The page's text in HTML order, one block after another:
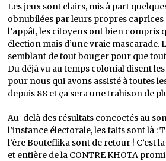
Les jeux sont clairs, mis à part
obnubilées par leurs propres caprices
l’appât, les citoyens ont bien compris
élection mais d’une vraie mascarade.
semblant de tout bouger pour que
Du déjà vu au temps colonial disent
pour nous qui avons assisté à toutes
depuis 88 et ça sera une trahison de
Au-delà des résultats concoctés au
l’instance électorale, les faits sont là :
l’ère Bouteflika sont de retour ! C’est
et entière de la CONTRE KHOTA